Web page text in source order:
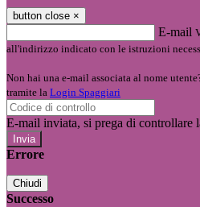
button close ×
E-mail
all'indirizzo indicato con le istruzioni
Non hai una e-mail associata al nome
tramite la Login Spaggiari
E-mail inviata, si prega di controllare
Errore
Chiudi
Successo